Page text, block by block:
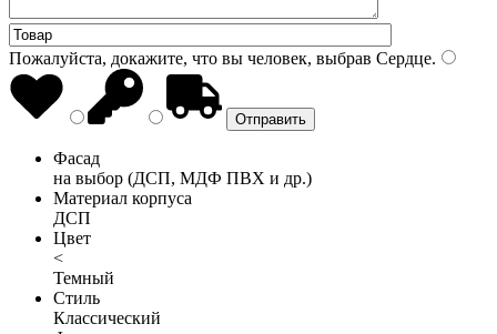
Пожалуйста, докажите, что вы человек, выбрав Сердце.
Фасад
на выбор (ДСП, МДФ ПВХ и др.)
Материал корпуса
ДСП
Цвет
<
Темный
Стиль
Классический